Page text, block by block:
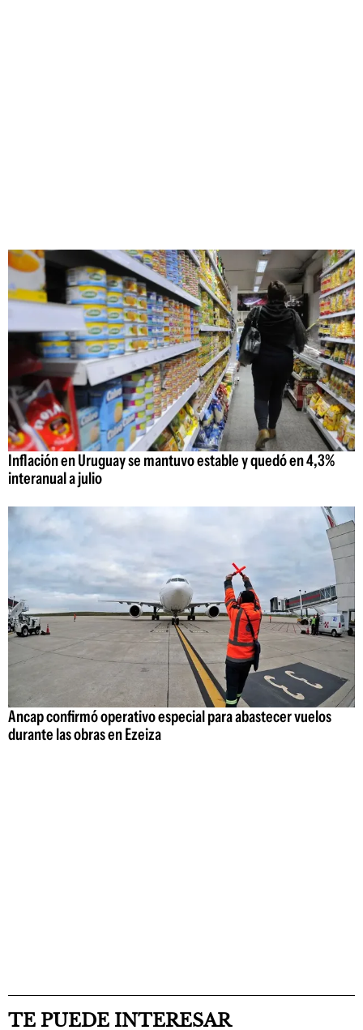
Inflación en Uruguay se mantuvo estable y quedó en 4,3%
interanual a julio
Ancap confirmó operativo especial para abastecer vuelos
durante las obras en Ezeiza
TE PUEDE INTERESAR